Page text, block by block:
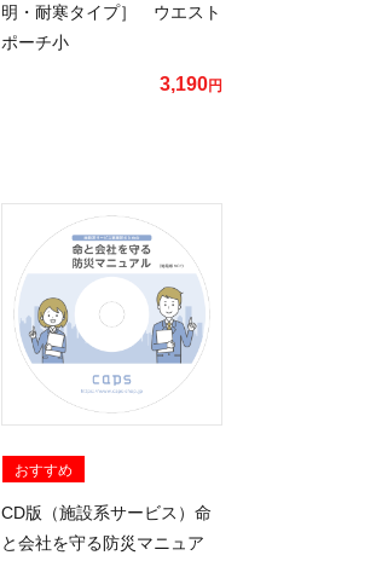
明・耐寒タイプ］ ウエスト
ポーチ小
3,190円
おすすめ
CD版（施設系サービス）命
と会社を守る防災マニュア